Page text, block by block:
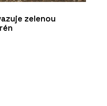
zelenou